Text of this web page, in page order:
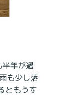
年が過
も少し落
ともうす